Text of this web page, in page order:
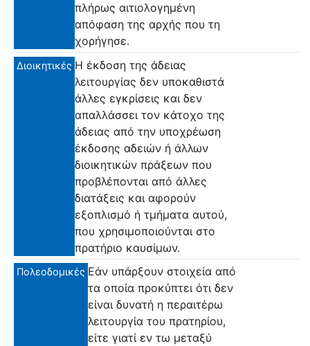
πλήρως αιτιολογημένη
απόφαση της αρχής που τη
χορήγησε.
Διοικητικές Η έκδοση της άδειας
λειτουργίας δεν υποκαθιστά
άλλες εγκρίσεις και δεν
απαλλάσσει τον κάτοχο της
άδειας από την υποχρέωση
έκδοσης αδειών ή άλλων
διοικητικών πράξεων που
προβλέπονται από άλλες
διατάξεις και αφορούν
εξοπλισμό ή τμήματα αυτού,
που χρησιμοποιούνται στο
πρατήριο καυσίμων.
Πολεοδομικές Εάν υπάρξουν στοιχεία από
τα οποία προκύπτει ότι δεν
είναι δυνατή η περαιτέρω
λειτουργία του πρατηρίου,
είτε γιατί εν τω μεταξύ